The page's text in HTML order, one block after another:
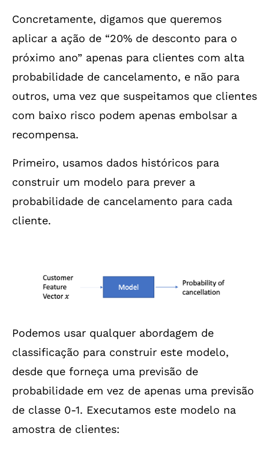
Concretamente, digamos que queremos
aplicar a ação de “20% de desconto para o
próximo ano” apenas para clientes com alta
probabilidade de cancelamento, e não para
outros, uma vez que suspeitamos que clientes
com baixo risco podem apenas embolsar a
recompensa.
Primeiro, usamos dados históricos para
construir um modelo para prever a
probabilidade de cancelamento para cada
cliente.
Podemos usar qualquer abordagem de
classificação para construir este modelo,
desde que forneça uma previsão de
probabilidade em vez de apenas uma previsão
de classe 0-1. Executamos este modelo na
amostra de clientes: